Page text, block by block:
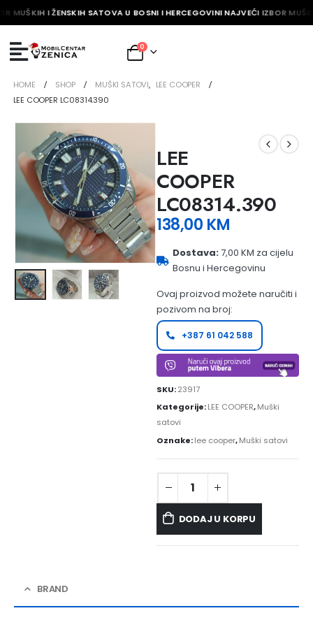
MUŠKIH I ŽENSKIH SATOVA U BOSNI I HERCEGOVINI NAJVEĆI IZBOR
0
HOME SHOP MUŠKI SATOVI, LEE COOPER
LEE COOPER LC08314.390
LEE
COOPER
LC08314.390
138,00 KM
Dostava:7,00 KM za cijelu
Bosnu i Hercegovinu
Ovaj proizvod možete naručiti i
pozivom na broj:
+387 61 042 588
SKU:23917
Kategorije:LEE COOPER,Muški
satovi
Oznake:lee cooper,Muški satovi
DODAJ U KORPU
BRAND